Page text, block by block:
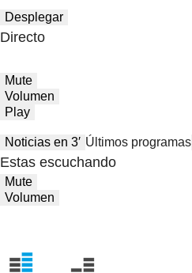
Desplegar
Directo
Mute
Volumen
Play
Noticias en 3′ Últimos programas
Estas escuchando
Mute
Volumen